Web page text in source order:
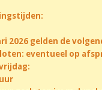
2026 gelden de
eventueel op